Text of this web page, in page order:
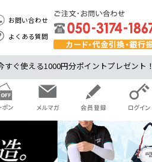
お問い合わせ
よくある質問
ぐ使える1000円分ポイントプレゼント！